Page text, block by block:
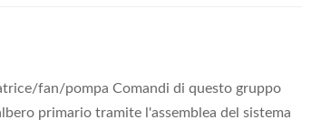
fan/pompa Comandi di questo gruppo
primario tramite l'assemblea del sistema